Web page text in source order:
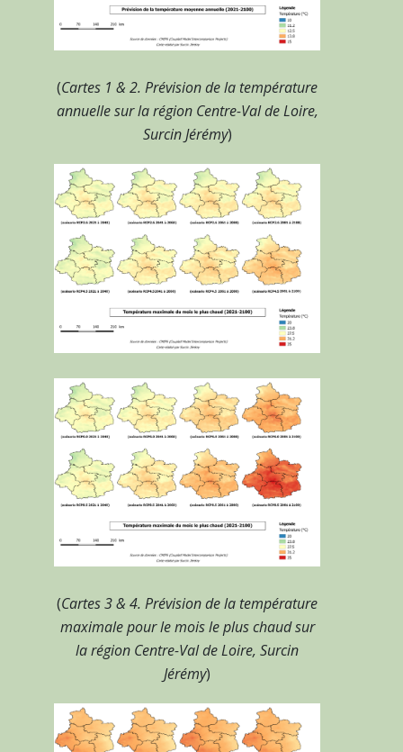
(Cartes 1 & 2. Prévision de la température
annuelle sur la région Centre-Val de Loire,
Surcin Jérémy)
(Cartes 3 & 4. Prévision de la température
maximale pour le mois le plus chaud sur
la région Centre-Val de Loire, Surcin
Jérémy)